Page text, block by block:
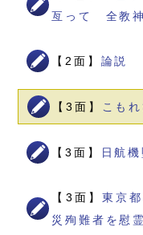
亙って 全教
【2面】 論説
【3面】 こも
【3面】 日航
【3面】東京
災殉難者を慰